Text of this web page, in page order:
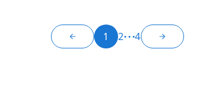
1 2 4